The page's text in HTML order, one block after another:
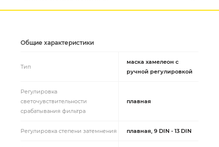
Общие характеристики
Тип
маска хамелеон с
ручной регулировкой
Регулировка
светочувствительности
срабатывания фильтра
плавная
Регулировка степени затемнения плавная, 9 DIN - 13 DIN